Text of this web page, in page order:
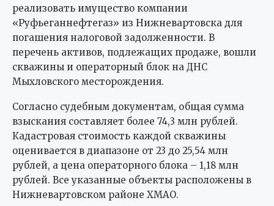
реализовать имущество компании
«Руфьеганнефтегаз» из Нижневартовска для
погашения налоговой задолженности. В
перечень активов, подлежащих продаже, вошли
скважины и операторный блок на ДНС
Мыхловского месторождения.
Согласно судебным документам, общая сумма
взыскания составляет более 74,3 млн рублей.
Кадастровая стоимость каждой скважины
оценивается в диапазоне от 23 до 25,54 млн
рублей, а цена операторного блока – 1,18 млн
рублей. Все указанные объекты расположены в
Нижневартовском районе ХМАО.